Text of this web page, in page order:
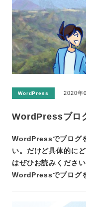
WordPress 2020年
WordPressブロ
WordPressでブログ
い。だけど具体的に
はぜひお読みくださ
WordPressでブログ